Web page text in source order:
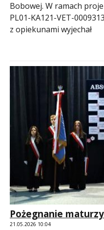
Bobowej. W ramach
PL01-KA121-VET-
z opiekunami wyjechał
Pożegnanie
21.05.2026 10:04